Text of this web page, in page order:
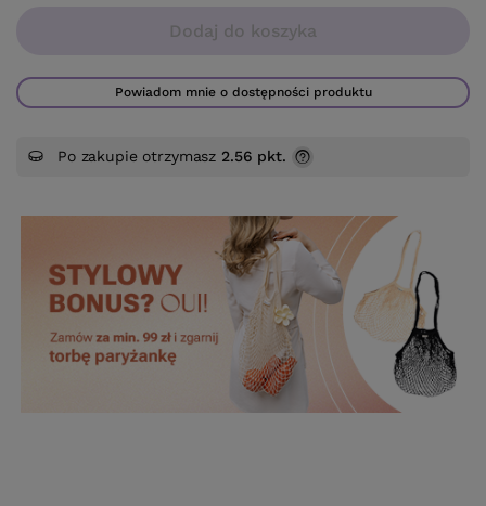
Dodaj do koszyka
Powiadom mnie o dostępności produktu
Po zakupie otrzymasz 2.56 pkt.